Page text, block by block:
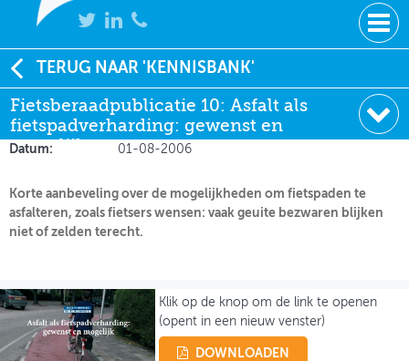
NIEUWS
BIJEENKOMSTEN
KENNISBANK
OVER FIETSBERAAD
MIJN PROFIEL
GEBRUIKER
TERUG NAAR 'KENNISBANK'
Fietsberaadpublicatie 10: Asfalt als
fietspadverharding: gewenst en
mogelijk
Soort:
Aanbevelingen &
Richtlijnen
Auteur:
CROW-Fietsberaad
Datum:
01-08-2006
Korte aanbeveling over de mogelijkheden om fietspaden te
asfalteren, zoals fietsers wensen: vaak geuite bezwaren blijken
niet of zelden terecht.
Klik op de knop om de link te openen
(opent in een nieuw venster)
DOWNLOADEN